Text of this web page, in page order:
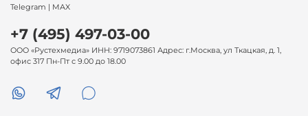
Telegram | MAX
+7 (495) 497-03-00
ООО «Рустехмедиа» ИНН: 9719073861 Адрес: г.Москва, ул Ткацкая, д. 1,
офис 317 Пн-Пт с 9.00 до 18.00